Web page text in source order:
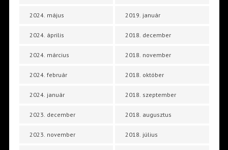
2024. május
2024. április
2024. március
2024. február
2024. január
2023. december
2023. november
2019. január
2018. december
2018. november
2018. október
2018. szeptember
2018. augusztus
2018. július